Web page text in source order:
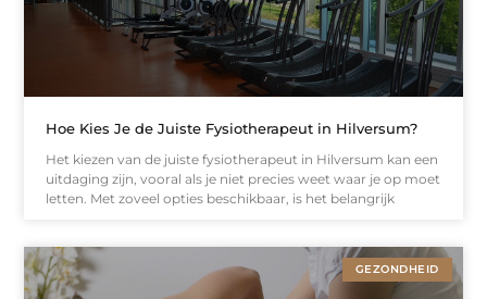
Hoe Kies Je de Juiste Fysiotherapeut in Hilversum?
Het kiezen van de juiste fysiotherapeut in Hilversum kan een
uitdaging zijn, vooral als je niet precies weet waar je op moet
letten. Met zoveel opties beschikbaar, is het belangrijk
GEZONDHEID